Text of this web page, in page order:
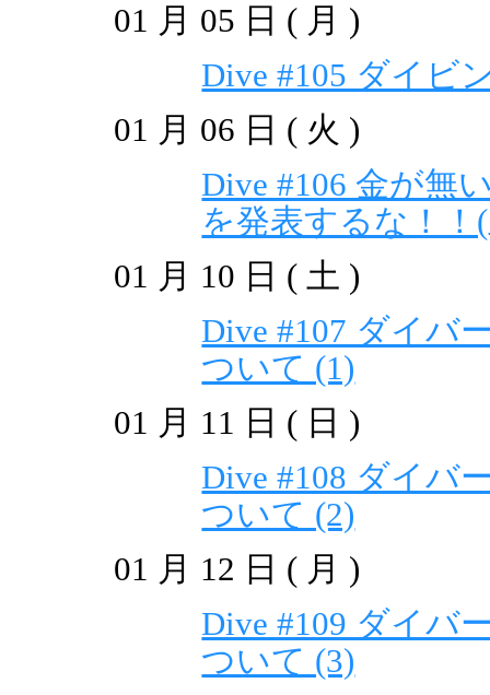
01 月 05 日 ( 月 )
Dive #105 ダイビ
01 月 06 日 ( 火 )
Dive #106 金が無
を発表するな！！
01 月 10 日 ( 土 )
Dive #107 ダイバ
ついて (1)
01 月 11 日 ( 日 )
Dive #108 ダイバ
ついて (2)
01 月 12 日 ( 月 )
Dive #109 ダイバ
ついて (3)